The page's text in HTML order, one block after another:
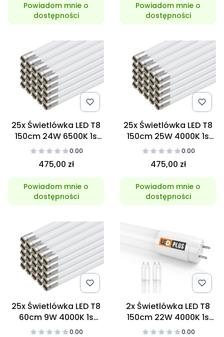
Powiadom mnie o
dostępności
Powiadom mnie o
dostępności
25x Świetlówka LED T8
150cm 24W 6500K 1s
GLASS0.00
475,00 zł
Powiadom mnie o
dostępności
25x Świetlówka LED T8
150cm 25W 4000K 1s
GLASS0.00
475,00 zł
Powiadom mnie o
dostępności
25x Świetlówka LED T8
60cm 9W 4000K 1s
GLASS0.00
2x Świetlówka LED T8
150cm 22W 4000K 1s
NANO 0.00